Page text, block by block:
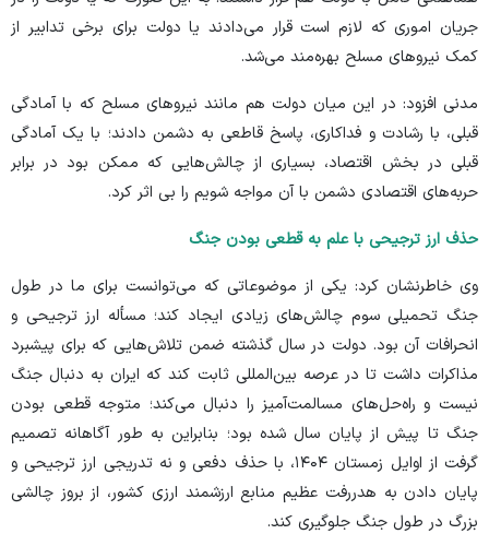
جریان اموری که لازم است قرار می‌دادند یا دولت برای برخی تدابیر از
کمک نیرو‌های مسلح بهره‌مند می‌شد.
مدنی افزود: در این میان دولت هم مانند نیرو‌های مسلح که با آمادگی
قبلی، با رشادت و فداکاری، پاسخ قاطعی به دشمن دادند؛ با یک آمادگی
قبلی در بخش اقتصاد، بسیاری از چالش‌هایی که ممکن بود در برابر
حربه‌های اقتصادی دشمن با آن مواجه شویم را بی اثر کرد.
حذف ارز ترجیحی با علم به قطعی بودن جنگ
وی خاطرنشان کرد: یکی از موضوعاتی که می‌توانست برای ما در طول
جنگ تحمیلی سوم چالش‌های زیادی ایجاد کند؛ مسأله ارز ترجیحی و
انحرافات آن بود. دولت در سال گذشته ضمن تلاش‌هایی که برای پیشبرد
مذاکرات داشت تا در عرصه بین‌المللی ثابت کند که ایران به دنبال جنگ
نیست و راه‌حل‌های مسالمت‌آمیز را دنبال می‌کند؛ متوجه قطعی بودن
جنگ تا پیش از پایان سال شده بود؛ بنابراین به طور آگاهانه تصمیم
گرفت از اوایل زمستان ۱۴۰۴، با حذف دفعی و نه تدریجی ارز ترجیحی و
پایان دادن به هدررفت عظیم منابع ارزشمند ارزی کشور، از بروز چالشی
بزرگ در طول جنگ جلوگیری کند.